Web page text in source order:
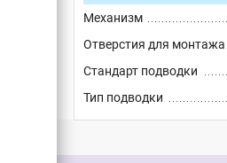
Механизм
Отверстия для монтажа
Стандарт подводки
Тип подводки